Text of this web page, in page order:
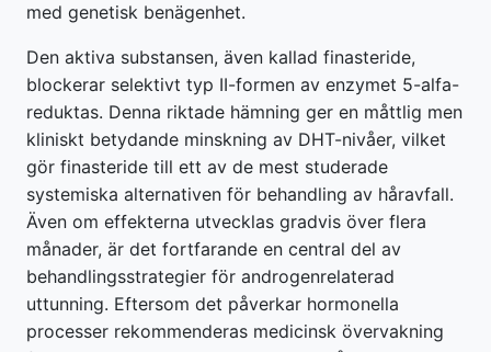
med genetisk benägenhet.
Den aktiva substansen, även kallad finasteride,
blockerar selektivt typ II-formen av enzymet 5-alfa-
reduktas. Denna riktade hämning ger en måttlig men
kliniskt betydande minskning av DHT-nivåer, vilket
gör finasteride till ett av de mest studerade
systemiska alternativen för behandling av håravfall.
Även om effekterna utvecklas gradvis över flera
månader, är det fortfarande en central del av
behandlingsstrategier för androgenrelaterad
uttunning. Eftersom det påverkar hormonella
processer rekommenderas medicinsk övervakning